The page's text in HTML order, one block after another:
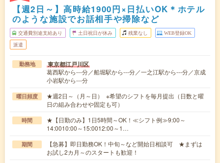
【週2日～】高時給1900円×日払いOK＊ホテル
のような施設でお話相手や掃除など
交通費別途支給あり 土日祝日が休み 残業なし WEB登録OK
派遣
勤務地 東京都江戸川区
葛西駅から---分／船堀駅から---分／一之江駅から---分／京成
小岩駅から---分
曜日頻度
★週2日～（月～日） ※希望のシフトを毎月提出（日数と曜
日の組み合わせや固定も可）
時間
★【日勤のみ】1日5時間～OK！≪シフト例≫9:00～
14:0010:00～15:0012:00～1…
期間
【急募】即日勤務OK！中旬～など開始日相談可 ★まずは
お試し2カ月～のスタートも歓迎！